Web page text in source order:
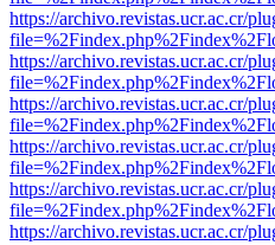
https://archivo.revistas.ucr.ac.cr/
https://archivo.revistas.ucr.ac.cr/
https://archivo.revistas.ucr.ac.cr/
https://archivo.revistas.ucr.ac.cr/
https://archivo.revistas.ucr.ac.cr/
https://archivo.revistas.ucr.ac.cr/